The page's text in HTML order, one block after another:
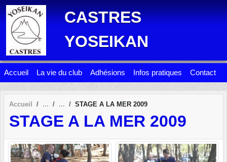
CASTRES
YOSEIKAN
Accueil La vie du club Adhésions Infos pratiques Contact
Accueil STAGE A LA MER 2009
STAGE A LA MER 2009
Panneau de gestion des cookies